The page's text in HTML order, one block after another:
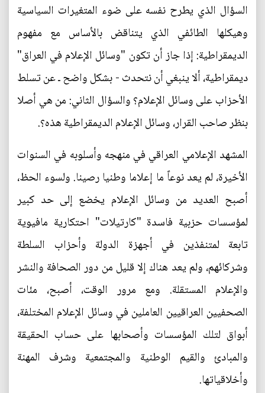
السؤال الذي يطرح نفسه على ضوء المتغيرات السياسية
وهيكلها الطائفي الذي يتناقض بالأساس مع مفهوم
الديمقراطية: إذا جاز أن تكون "وسائل الإعلام في العراق"
ديمقراطية، ألا ينبغي أن نتحدث - بشكل واضح ـ عن تسلط
الأحزاب على وسائل الإعلام؟ والسؤال الثاني: من هي أصلا
بنظر صاحب القرار، وسائل الإعلام الديمقراطية هذه؟.
المشهد الإعلامي العراقي في منهجه وأسلوبه في السنوات
الأخيرة، لم يعد نوعاً ما إعلاما وطنيا رصينا. ولسوء الحظ،
أصبح العديد من وسائل الإعلام يخضع إلى حد كبير
لمؤسسات حزبية فاسدة "كارتيلات" احتكارية مافيوية
تابعة لمتنفذين في أجهزة الدولة وأحزاب السلطة
وشركائهم، ولم يعد هناك إلا قليل من دور الصحافة والنشر
والإعلام المستقلة. ومع مرور الوقت، أصبح، مئات
الصحفيين العراقيين العاملين في وسائل الإعلام المختلفة،
أبواق لتلك المؤسسات وأصحابها على حساب الحقيقة
والمبادئ والقيم الوطنية والمجتمعية وشرف المهنة
وأخلاقياتها.